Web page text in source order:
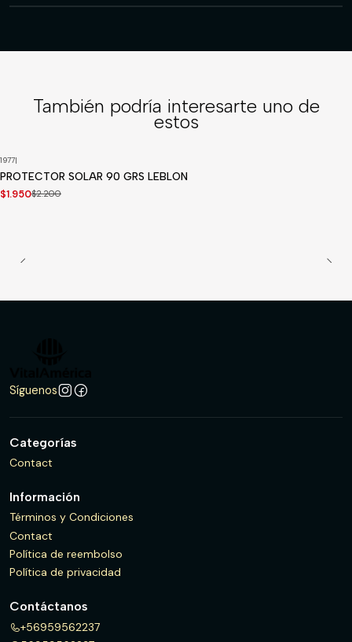
También podría interesarte uno de
estos
1977|
PROTECTOR SOLAR 90 GRS LEBLON
$1.950$2.200
Síguenos
Categorías
Contact
Información
Términos y Condiciones
Contact
Política de reembolso
Política de privacidad
Contáctanos
+56959562237